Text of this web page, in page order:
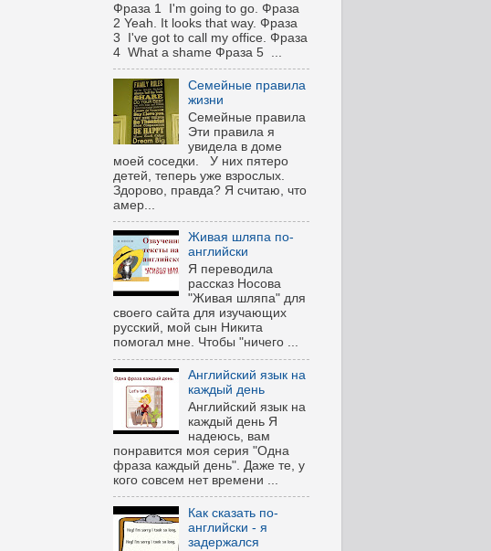
Фраза 1 I'm going to go. Фраза
2 Yeah. It looks that way. Фраза
3 I've got to call my office. Фраза
4 What a shame Фраза 5 ...
Семейные правила
жизни
Семейные правила
Эти правила я
увидела в доме
моей соседки. У них пятеро
детей, теперь уже взрослых.
Здорово, правда? Я считаю, что
амер...
Живая шляпа по-
английски
Я переводила
рассказ Носова
"Живая шляпа" для
своего сайта для изучающих
русский, мой сын Никита
помогал мне. Чтобы "ничего ...
Английский язык на
каждый день
Английский язык на
каждый день Я
надеюсь, вам
понравится моя серия "Одна
фраза каждый день". Даже те, у
кого совсем нет времени ...
Как сказать по-
английски - я
задержался